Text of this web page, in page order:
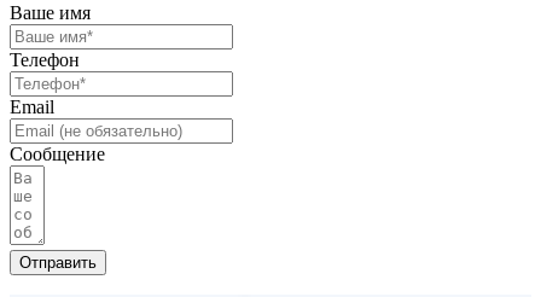
Ваше имя
Телефон
Email
Сообщение
Отправить